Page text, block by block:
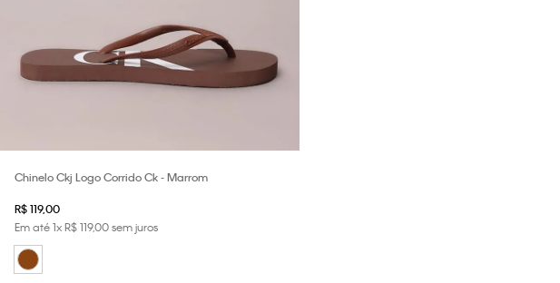
Chinelo Ckj Logo Corrido Ck - Marrom
R$119,00
Em até1xR$119,00sem juros